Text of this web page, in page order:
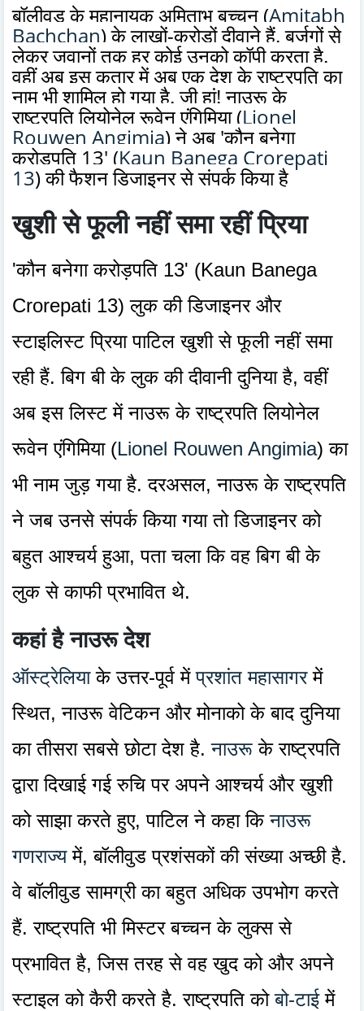
बॉलीवुड के महानायक अमिताभ बच्चन (Amitabh
Bachchan) के लाखों-करोड़ों दीवाने हैं. बुर्जुगों से
लेकर जवानों तक हर कोई उनको कॉपी करता है.
वहीं अब इस कतार में अब एक देश के राष्ट्रपति का
नाम भी शामिल हो गया है. जी हां! नाउरू के
राष्ट्रपति लियोनेल रूवेन एंगिमिया (Lionel
Rouwen Angimia) ने अब 'कौन बनेगा
करोड़पति 13' (Kaun Banega Crorepati
13) की फैशन डिजाइनर से संपर्क किया है
खुशी से फूली नहीं समा रहीं प्रिया
'कौन बनेगा करोड़पति 13' (Kaun Banega
Crorepati 13) लुक की डिजाइनर और
स्टाइलिस्ट प्रिया पाटिल खुशी से फूली नहीं समा
रही हैं. बिग बी के लुक की दीवानी दुनिया है, वहीं
अब इस लिस्ट में नाउरू के राष्ट्रपति लियोनेल
रूवेन एंगिमिया (Lionel Rouwen Angimia) का
भी नाम जुड़ गया है. दरअसल, नाउरू के राष्ट्रपति
ने जब उनसे संपर्क किया गया तो डिजाइनर को
बहुत आश्चर्य हुआ, पता चला कि वह बिग बी के
लुक से काफी प्रभावित थे.
कहां है नाउरू देश
ऑस्ट्रेलियाके उत्तर-पूर्व मेंप्रशांत महासागरमें
स्थित, नाउरू वेटिकन और मोनाको के बाद दुनिया
का तीसरा सबसे छोटा देश है.नाउरू के राष्ट्रपति
द्वारा दिखाई गई रुचि पर अपने आश्चर्य और खुशी
को साझा करते हुए, पाटिल ने कहा किनाउरू
गणराज्यमें, बॉलीवुड प्रशंसकों की संख्या अच्छी है.
वे बॉलीवुड सामग्री का बहुत अधिक उपभोग करते
हैं. राष्ट्रपति भी मिस्टर बच्चन के लुक्स से
प्रभावित है, जिस तरह से वह खुद को और अपने
स्टाइल को कैरी करते है. राष्ट्रपति कोबो-टाईमें